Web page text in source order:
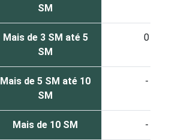
SM
Mais de 3 SM até 5
SM
0
Mais de 5 SM até 10
SM
-
Mais de 10 SM -